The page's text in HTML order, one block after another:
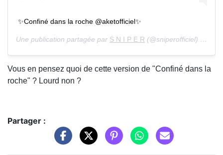
✨Confiné dans la roche @aketofficiel✨
Une publication partagée par S N I P E R (@sniperofficiel) le 13 Avril 2020 à 11 :54 PDT
Vous en pensez quoi de cette version de "Confiné dans la
roche" ? Lourd non ?
Partager :